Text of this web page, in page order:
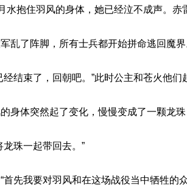
抱住羽风的身体，她已经泣不成声。赤
乱了阵脚，所有士兵都开始拼命逃回魔
经结束了，回朝吧。”此时公主和苍火他
身体突然起了变化，慢慢变成了一颗龙
珠一起带回去。”
首先我要对羽风和在这场战役当中牺牲